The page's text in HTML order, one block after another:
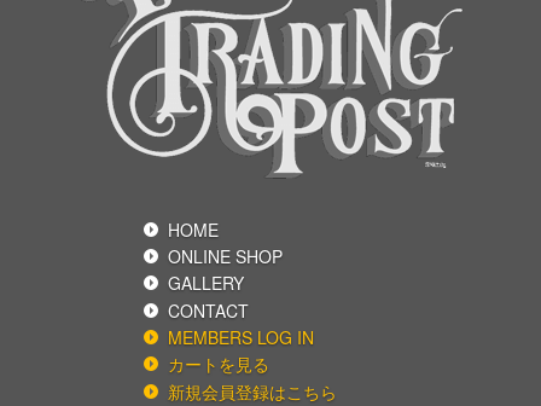
HOME
GALLERY
ONLINE SHOP
CONTACT
MEMBERS LOG IN
新規会員登録はこちら
カートを見る